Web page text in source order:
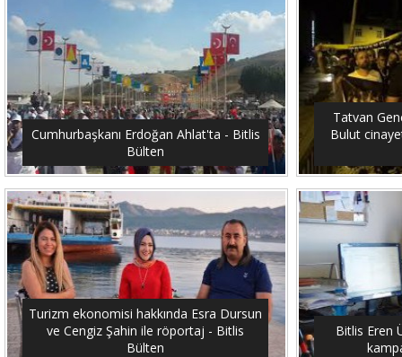
Cumhurbaşkanı Erdoğan Ahlat'ta - Bitlis
Bülten
Tatvan
Bulut
Turizm ekonomisi hakkında Esra Dursun
ve Cengiz Şahin ile röportaj - Bitlis
Bülten
Bitlis Eren